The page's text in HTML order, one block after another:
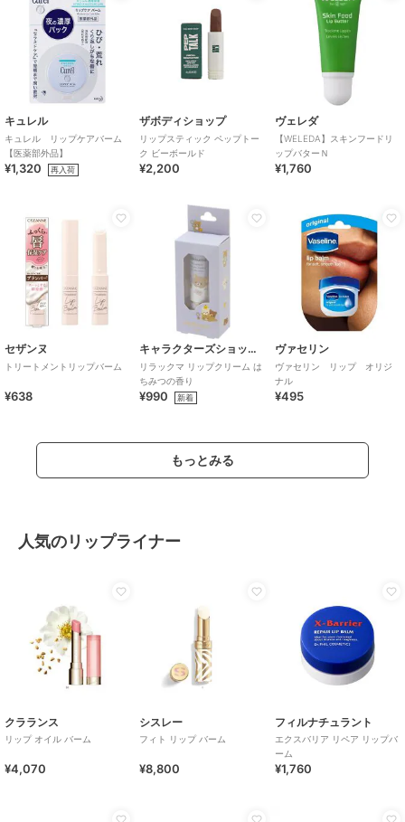
キュレル
キュレル リップケアバーム
【医薬部外品】
¥1,320 再入荷
ザボディショップ
リップスティック ペップトー
ク ビーボールド
¥2,200
ヴェレダ
【WELEDA】スキンフードリ
ップバターＮ
¥1,760
セザンヌ
トリートメントリップバーム
¥638
キャラクターズショップ ラフラフ
リラックマ リップクリーム は
ちみつの香り
¥990 新着
ヴァセリン
ヴァセリン リップ オリジ
ナル
¥495
もっとみる
人気のリップライナー
クラランス
リップ オイル バーム
¥4,070
シスレー
フィト リップ バーム
¥8,800
フィルナチュラント
エクスバリア リペア リップバ
ーム
¥1,760